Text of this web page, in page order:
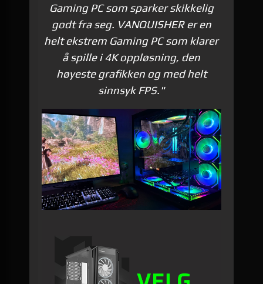
Gaming PC som sparker skikkelig
godt fra seg. VANQUISHER er en
helt ekstrem Gaming PC som klarer
å spille i 4K oppløsning, den
høyeste grafikken og med helt
sinnsyk FPS."